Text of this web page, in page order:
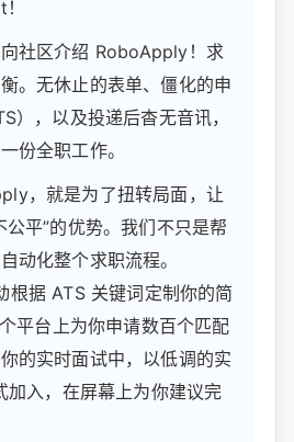
社区介绍 RoboApply！求
。无休止的表单、僵化的申
），以及投递后杳无音讯，
份全职工作。
，就是为了扭转局面，让
公平”的优势。我们不只是帮
动化整个求职流程。
据 ATS 关键词定制你的简
平台上为你申请数百个匹配
的实时面试中，以低调的实
入，在屏幕上为你建议完